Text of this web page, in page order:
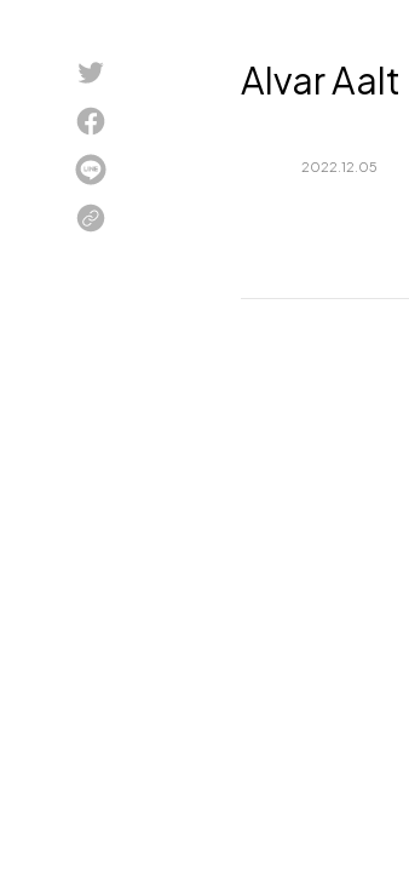
About us
Recruit
Contact
Alvar Aalt
2022.12.05